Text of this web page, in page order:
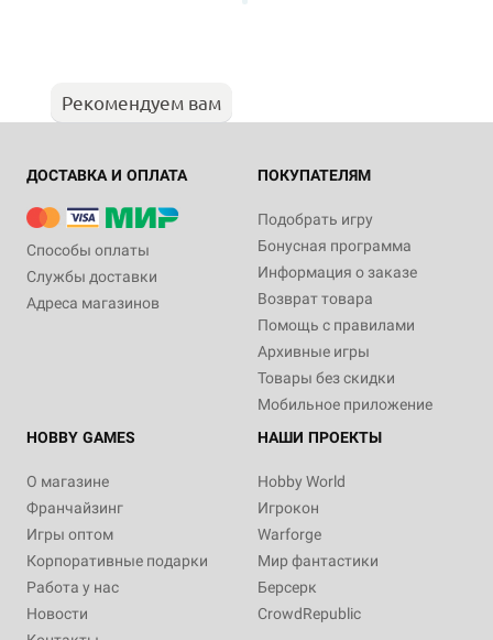
Рекомендуем вам
ДОСТАВКА И ОПЛАТА
Способы оплаты
Службы доставки
Адреса магазинов
ПОКУПАТЕЛЯМ
Подобрать игру
Бонусная программа
Информация о заказе
Возврат товара
Помощь с правилами
Архивные игры
Товары без скидки
Мобильное приложение
HOBBY GAMES
О магазине
Франчайзинг
Игры оптом
Корпоративные подарки
Работа у нас
Новости
НАШИ ПРОЕКТЫ
Hobby World
Игрокон
Warforge
Мир фантастики
Берсерк
CrowdRepublic